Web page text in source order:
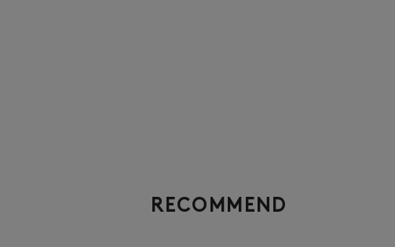
RECOMMEND